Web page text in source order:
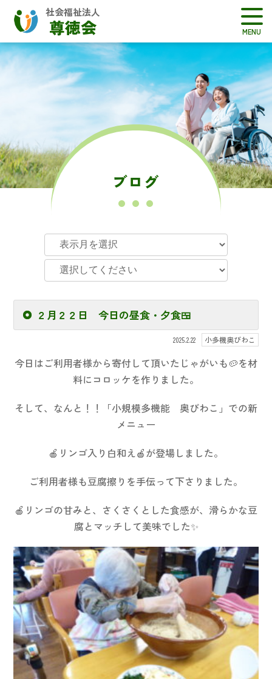
社会福祉法人
尊徳会
ブログ
２月２２日 今日の昼食・夕食🍱
2025.2.22 小多機奥びわこ
今日はご利用者様から寄付して頂いたじゃがいも🥔を材
料にコロッケを作りました。
そして、なんと！！「小規模多機能 奥びわこ」での新
メニュー
🍎リンゴ入り白和え🍎が登場しました。
ご利用者様も豆腐擦りを手伝って下さりました。
🍎リンゴの甘みと、さくさくとした食感が、滑らかな豆
腐とマッチして美味でした✨